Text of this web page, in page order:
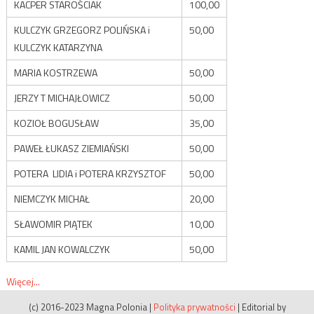
KACPER STAROŚCIAK
100,00
KULCZYK GRZEGORZ POLIŃSKA i
KULCZYK KATARZYNA
50,00
MARIA KOSTRZEWA
50,00
JERZY T MICHAJŁOWICZ
50,00
KOZIOŁ BOGUSŁAW
35,00
PAWEŁ ŁUKASZ ZIEMIAŃSKI
50,00
POTERA LIDIA i POTERA KRZYSZTOF
50,00
NIEMCZYK MICHAŁ
20,00
SŁAWOMIR PIĄTEK
10,00
KAMIL JAN KOWALCZYK
50,00
Więcej...
(c) 2016-2023 Magna Polonia | Polityka prywatności | Editorial by